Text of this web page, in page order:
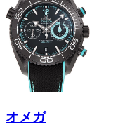
オメガ